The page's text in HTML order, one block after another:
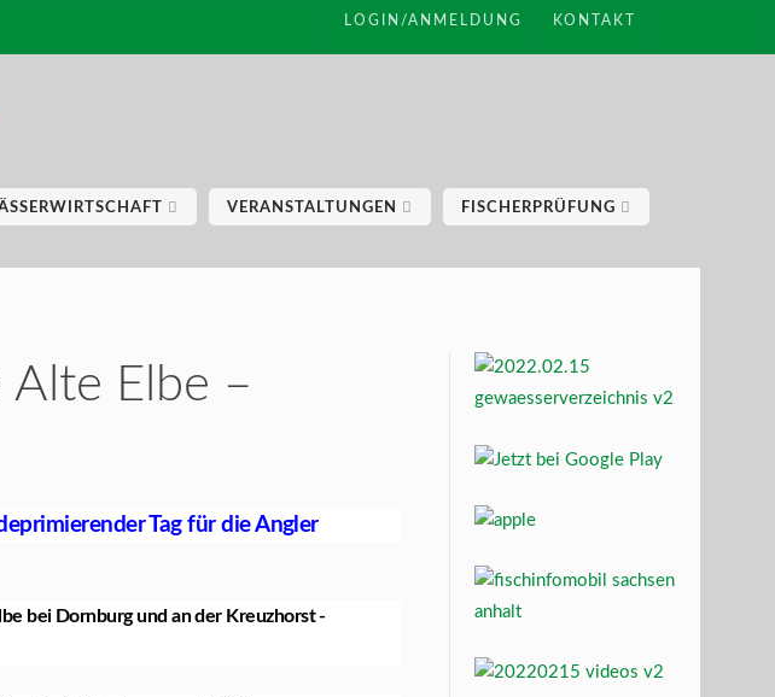
LOGIN/ANMELDUNG KONTAKT
VERANSTALTUNGEN FISCHERPRÜFUNG
Alte Elbe –
Tag für die Angler
bei Dornburg und an der Kreuzhorst -